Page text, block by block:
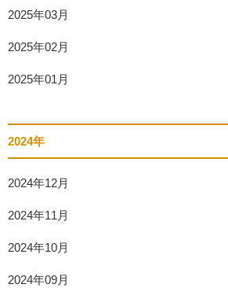
2025年03月
2025年02月
2025年01月
2024年
2024年12月
2024年11月
2024年10月
2024年09月